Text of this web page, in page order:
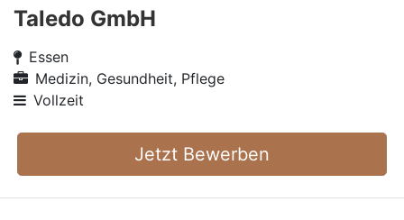
Taledo GmbH
Essen
Medizin, Gesundheit, Pflege
Vollzeit
Jetzt Bewerben